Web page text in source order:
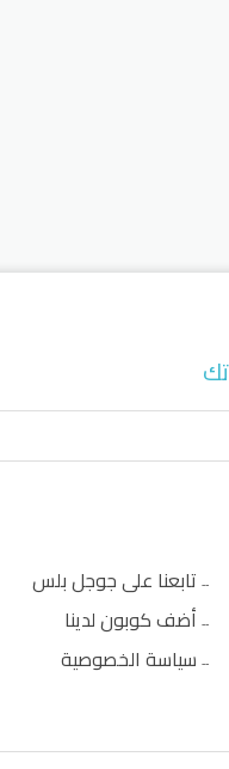
تابعنا على جوجل بلس
أضف كوبون لدينا
سياسة الخصوصية